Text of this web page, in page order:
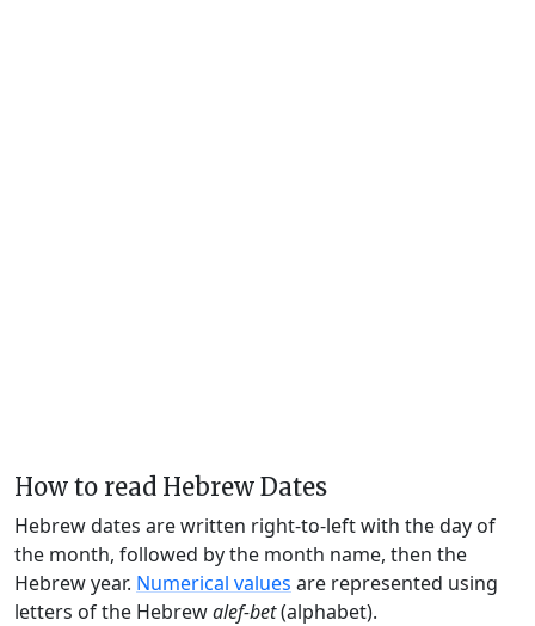
How to read Hebrew Dates
Hebrew dates are written right-to-left with the day of
the month, followed by the month name, then the
Hebrew year. Numerical values are represented using
letters of the Hebrewalef-bet(alphabet).